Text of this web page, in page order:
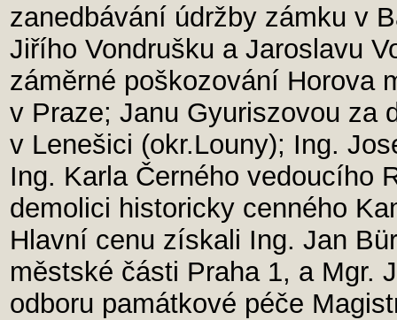
zanedbávání údržby zámku v
Jiřího Vondrušku a Jaroslavu
záměrné poškozování Horova
v Praze; Janu Gyuriszovou za
v Lenešici (okr.Louny); Ing.
Ing. Karla Černého vedoucího
demolici historicky cenného
Hlavní cenu získali Ing. Jan
městské části Praha 1, a Mgr.
odboru památkové péče